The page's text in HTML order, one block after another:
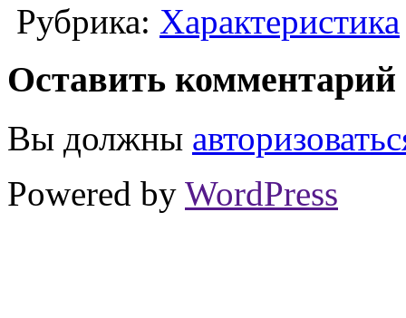
Рубрика: Характеристика
Оставить комментарий
Вы должны
Powered by WordPress